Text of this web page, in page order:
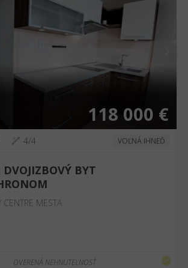
118 000 €
4/4 VOĽNÁ IHNEĎ
DVOJIZBOVÝ BYT
MESTA
OVERENÁ NEHNUTEĽNOSŤ